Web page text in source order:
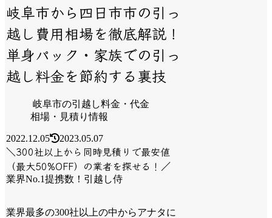
岐阜市から四日市市の引っ
越し費用相場を徹底解説！
単身パック・家族での引っ
越し料金を節約する裏技
岐阜市の引越し料金・代金
相場・見積り情報
2022.12.05 2023.05.07
＼300社以上から同時見積りで最安値
（最大50%OFF）の業者を探せる！／
業界No.1提携数！引越し侍
業界最多の300社以上の中からアナタに